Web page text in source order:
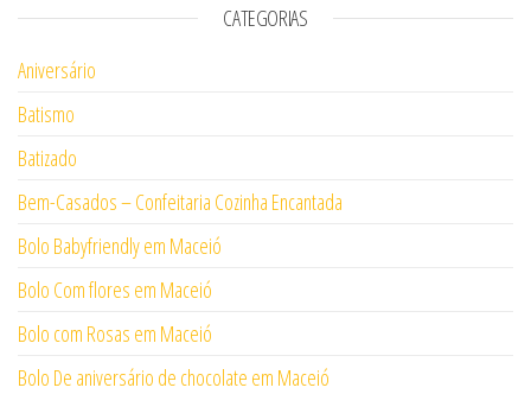
CATEGORIAS
Aniversário
Batismo
Batizado
Bem-Casados – Confeitaria Cozinha Encantada
Bolo Babyfriendly em Maceió
Bolo Com flores em Maceió
Bolo com Rosas em Maceió
Bolo De aniversário de chocolate em Maceió